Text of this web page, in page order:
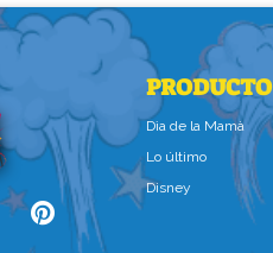
PRODUCTO
Dìa de la Mamà
Lo último
Disney